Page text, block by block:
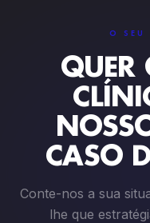
O SEU
QUER
CASO
Conte-nos a sua
lhe que